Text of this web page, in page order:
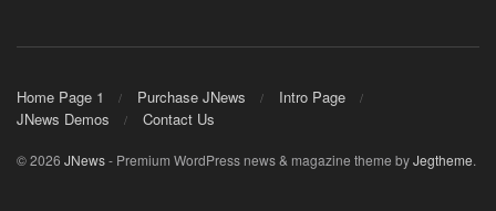
Home Page 1 Purchase JNews
Intro Page
JNews Demos
Contact Us
© 2026 JNews- Premium WordPress news & magazine theme byJegtheme.